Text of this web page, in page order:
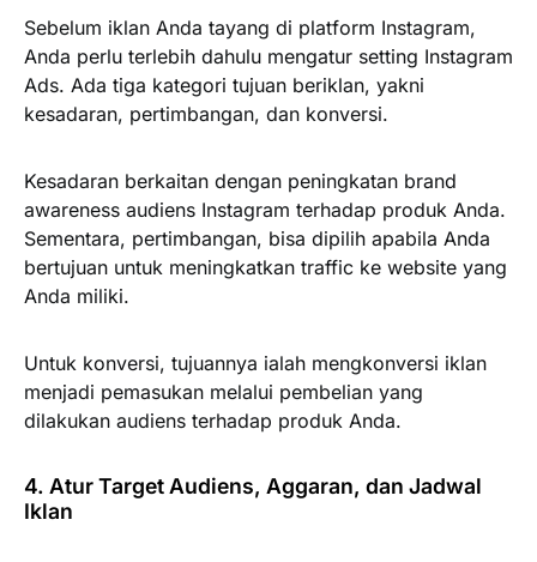
Sebelum iklan Anda tayang di platform Instagram,
Anda perlu terlebih dahulu mengatur setting Instagram
Ads. Ada tiga kategori tujuan beriklan, yakni
kesadaran, pertimbangan, dan konversi.
Kesadaran berkaitan dengan peningkatan brand
awareness audiens Instagram terhadap produk Anda.
Sementara, pertimbangan, bisa dipilih apabila Anda
bertujuan untuk meningkatkan traffic ke website yang
Anda miliki.
Untuk konversi, tujuannya ialah mengkonversi iklan
menjadi pemasukan melalui pembelian yang
dilakukan audiens terhadap produk Anda.
4. Atur Target Audiens, Aggaran, dan Jadwal
Iklan